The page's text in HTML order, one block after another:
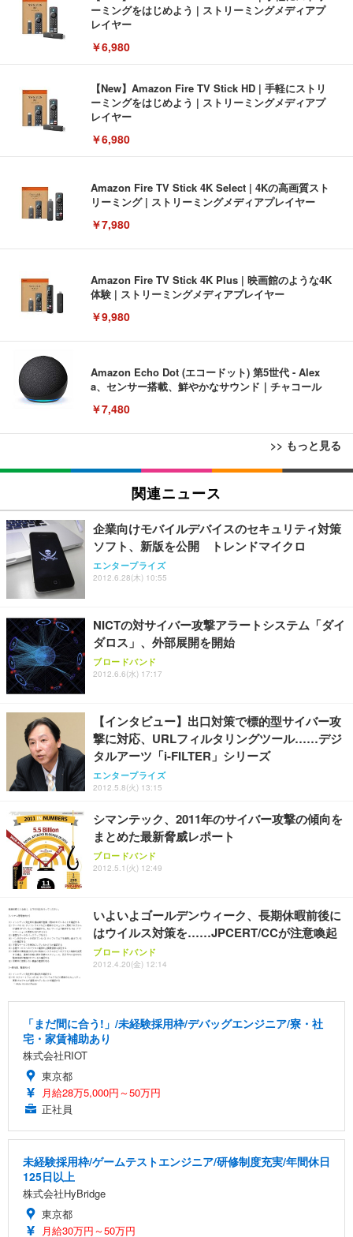
ーミングをはじめよう | ストリーミングメディアプ
レイヤー
￥6,980
【New】Amazon Fire TV Stick HD | 手軽にストリ
ーミングをはじめよう | ストリーミングメディアプ
レイヤー
￥6,980
Amazon Fire TV Stick 4K Select | 4Kの高画質スト
リーミング | ストリーミングメディアプレイヤー
￥7,980
Amazon Fire TV Stick 4K Plus | 映画館のような4K
体験 | ストリーミングメディアプレイヤー
￥9,980
Amazon Echo Dot (エコードット) 第5世代 - Alex
a、センサー搭載、鮮やかなサウンド｜チャコール
￥7,480
>> もっと見る
[EdoErgo] オフィスチェア 椅子 テレワーク 疲れな
い 跳ね上げ式アームレスト コンパクト 約105度ロッ
キング pc 事務椅子 360度回転 座面昇降 強化ナイロ
ン樹脂ベース 通気性メッシュ 在宅ワーク H-WY01
(黒網+黒枠+黒足)
￥5,699
SIHOO B100 オフィスチェア／デスクチェア メッシ
Sezlife オフィスチェア デスクチェア 疲れない テレ
ワーク チェア 強化バックレスト 30度ロッキング機
ョン PCチェア 通気性メッシュ ゲーミング/勉強/事
務用 おしゃれ パソコンチェア (ブラック)
￥7,680
Sezlife オフィスチェア デスクチェア 疲れない テレ
ワーク チェア 強化バックレスト 30度ロッキング機
能 人間工学 椅子 腰サポート 90度跳ね上げ式アーム
レスト 3Dヘッドレスト ハンガー付き 高反発クッシ
ョン PCチェア 通気性メッシュ ゲーミング/勉強/事
務用 おしゃれ パソコンチェア (ホワイト)
ANDWINT オフィスチェア デスクチェア 肘なし メ
ッシュ 通気性 ランバーサポート付き 腰サポート ガ
ス圧無段階昇降 360度回転 キャスター付き コンパク
EIZO ビジネス向けプレミアムモニター | FlexScan
EV3240X-WT | 31.5型4K UHD・USB Type-C・ホワ
￥105,595
EIZO ビジネス向けプレミアムモニター | FlexScan
EV2740X-WT | 27.0型4K UHD・USB Type-C・ホワ
￥109,572
【純正品】27"ゲーミングモニター DualSense 充電
フック付き（CFI-ZDM1J）
【整備済み品】Dell E2724HS 27インチ 液晶モニタ
ー フルHD（1920×1080）VA 非光沢 HDMI/DisplayP
ort/VGA スピーカー内蔵 高さ調整 スイベル VESA対
応 ComfortView ビジネス向け
【MiniLED/24.5inch/280Hz/FHD】GRAPHT THE S
HOOTER Gaming Monitor 24” Essential ゲーミン
グモニター QD 24.5インチ 1ms FHD 量子ドット 残
Amazonベーシック ペットシーツ 薄型 レギュラー 1
回使い捨て 無香料 ホワイト 300枚
￥3,373
Amazonベーシック ペットシーツ 厚型 ワイド 42枚
ネオ・ルーライフ ネオ・オムツ L 中型犬用 26枚入
り 単品
Smart Basic(スマートベーシック) 【Amazon.co.jp
限定】 Smart Basic アイリスオーヤマ ペットシーツ
超厚型 お徳用 ワイド 100枚入 (x 1) (ケース販売)
アイリスオーヤマ ペットシーツ 超厚型 お徳用 レギ
ュラー 200枚入【Amazon.co.jp限定】
関連ニュース
企業向けモバイルデバイスのセキュリティ対策
ソフト、新版を公開 トレンドマイクロ
エンタープライズ
2012.6.28(木) 10:55
NICTの対サイバー攻撃アラートシステム「ダイ
ダロス」、外部展開を開始
ブロードバンド
2012.6.6(水) 17:17
【インタビュー】出口対策で標的型サイバー攻
撃に対応、URLフィルタリングツール……デジ
タルアーツ「i-FILTER」シリーズ
エンタープライズ
2012.5.8(火) 13:15
シマンテック、2011年のサイバー攻撃の傾向を
まとめた最新脅威レポート
ブロードバンド
2012.5.1(火) 12:49
いよいよゴールデンウィーク、長期休暇前後に
はウイルス対策を……JPCERT/CCが注意喚起
ブロードバンド
2012.4.20(金) 12:14
「まだ間に合う!」/未経験採用枠/デバッグエンジニア/寮・社
宅・家賃補助あり
株式会社RIOT
東京都
月給28万5,000円～50万円
正社員
未経験採用枠/ゲームテストエンジニア/研修制度充実/年間休日
125日以上
株式会社HyBridge
東京都
月給30万円～50万円